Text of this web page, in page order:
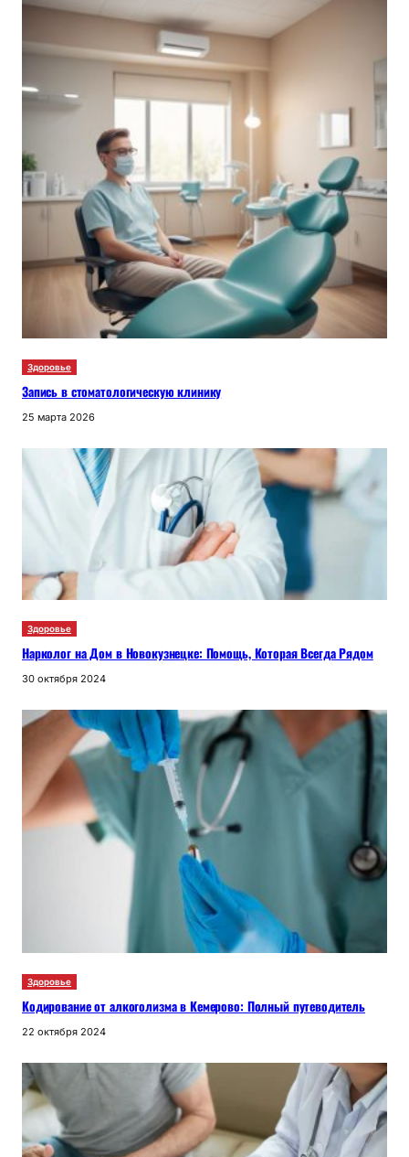
Здоровье
Запись в стоматологическую клинику
25 марта 2026
Здоровье
Нарколог на Дом в Новокузнецке: Помощь, Которая Всегда Рядом
30 октября 2024
Здоровье
Кодирование от алкоголизма в Кемерово: Полный путеводитель
22 октября 2024